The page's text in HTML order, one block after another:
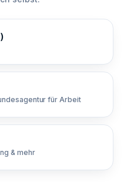
für Arbeit
& mehr